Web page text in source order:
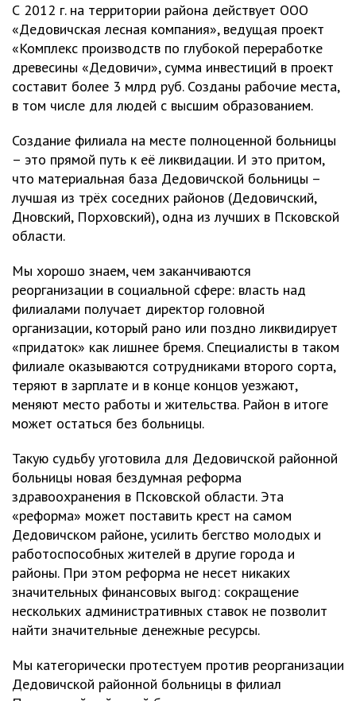
С 2012 г. на территории района действует ООО
«Дедовичская лесная компания», ведущая проект
«Комплекс производств по глубокой переработке
древесины «Дедовичи», сумма инвестиций в проект
составит более 3 млрд руб. Созданы рабочие места,
в том числе для людей с высшим образованием.
Создание филиала на месте полноценной больницы
– это прямой путь к её ликвидации. И это притом,
что материальная база Дедовичской больницы –
лучшая из трёх соседних районов (Дедовичский,
Дновский, Порховский), одна из лучших в Псковской
области.
Мы хорошо знаем, чем заканчиваются
реорганизации в социальной сфере: власть над
филиалами получает директор головной
организации, который рано или поздно ликвидирует
«придаток» как лишнее бремя. Специалисты в таком
филиале оказываются сотрудниками второго сорта,
теряют в зарплате и в конце концов уезжают,
меняют место работы и жительства. Район в итоге
может остаться без больницы.
Такую судьбу уготовила для Дедовичской районной
больницы новая бездумная реформа
здравоохранения в Псковской области. Эта
«реформа» может поставить крест на самом
Дедовичском районе, усилить бегство молодых и
работоспособных жителей в другие города и
районы. При этом реформа не несет никаких
значительных финансовых выгод: сокращение
нескольких административных ставок не позволит
найти значительные денежные ресурсы.
Мы категорически протестуем против реорганизации
Дедовичской районной больницы в филиал